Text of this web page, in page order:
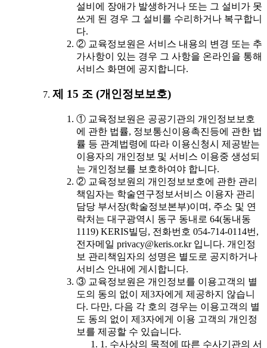
설비에 장애가 발생하거나 또는 그 설비가 못
쓰게 된 경우 그 설비를 수리하거나 복구합니
다.
② 교육정보원은 서비스 내용의 변경 또는 추
가사항이 있는 경우 그 사항을 온라인을 통해
서비스 화면에 공지합니다.
제 15 조 (개인정보보호)
① 교육정보원은 공공기관의 개인정보보호
에 관한 법률, 정보통신이용촉진등에 관한 법
률 등 관계법령에 따라 이용신청시 제공받는
이용자의 개인정보 및 서비스 이용중 생성되
는 개인정보를 보호하여야 합니다.
② 교육정보원의 개인정보보호에 관한 관리
책임자는 학술연구정보서비스 이용자 관리
담당 부서장(학술정보본부)이며, 주소 및 연
락처는 대구광역시 동구 동내로 64(동내동
1119) KERIS빌딩, 전화번호 054-714-0114번,
전자메일 privacy@keris.or.kr 입니다. 개인정
보 관리책임자의 성명은 별도로 공지하거나
서비스 안내에 게시합니다.
③ 교육정보원은 개인정보를 이용고객의 별
도의 동의 없이 제3자에게 제공하지 않습니
다. 다만, 다음 각 호의 경우는 이용고객의 별
도 동의 없이 제3자에게 이용 고객의 개인정
보를 제공할 수 있습니다.
1. 수사상의 목적에 따른 수사기관의 서